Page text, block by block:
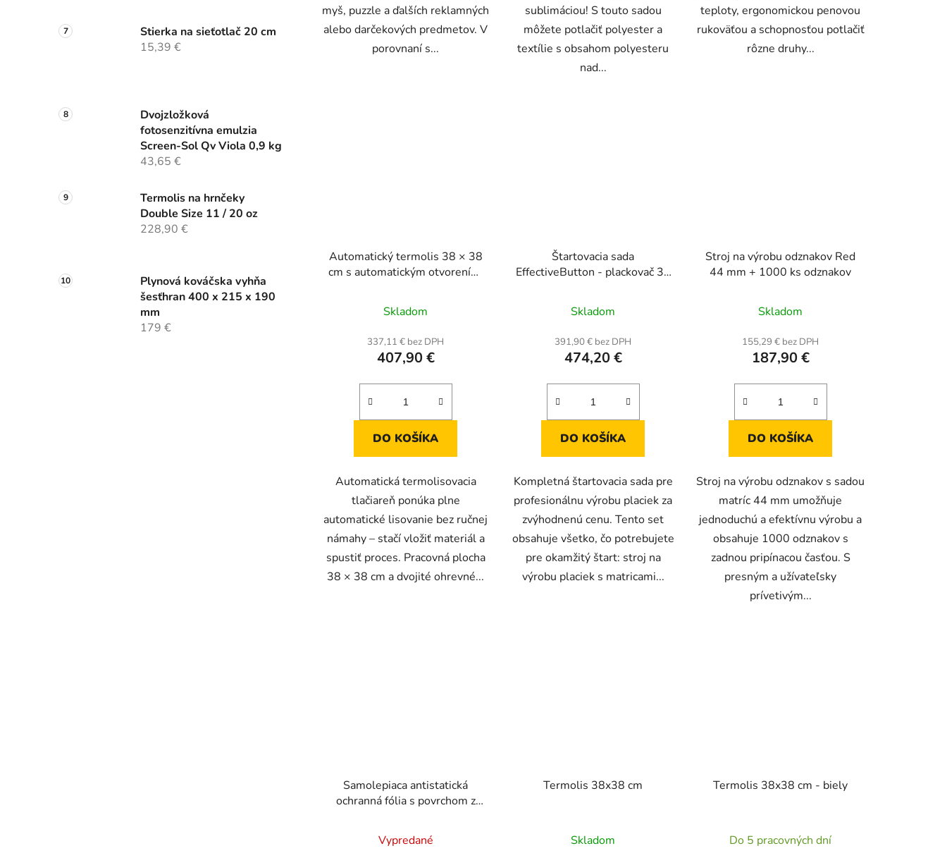
Stierka na sieťotlač 20 cm
15,39 €
Dvojzložková
fotosenzitívna emulzia
Screen-Sol Qv Viola 0,9 kg
43,65 €
Termolis na hrnčeky
Double Size 11 / 20 oz
228,90 €
Plynová kováčska vyhňa
šesťhran 400 x 215 x 190
mm
179 €
myš, puzzle a ďalších reklamných
alebo darčekových predmetov. V
porovnaní s...
sublimáciou! S touto sadou
môžete potlačiť polyester a
textílie s obsahom polyesteru
nad...
teploty, ergonomickou penovou
rukoväťou a schopnosťou potlačiť
rôzne druhy...
Automatický termolis 38 × 38
cm s automatickým otvorením,
digitálnym displejom, biely
Skladom
337,11 € bez DPH
407,90 €
DO KOŠÍKA
Automatická termolisovacia
tlačiareň ponúka plne
automatické lisovanie bez ručnej
námahy – stačí vložiť materiál a
spustiť proces. Pracovná plocha
38 × 38 cm a dvojité ohrevné...
Štartovacia sada
EffectiveButton - plackovač 32
vyrezávače grafiky
Skladom
391,90 € bez DPH
474,20 €
DO KOŠÍKA
Kompletná štartovacia sada pre
profesionálnu výrobu placiek za
zvýhodnenú cenu. Tento set
obsahuje všetko, čo potrebujete
pre okamžitý štart: stroj na
výrobu placiek s matricami...
Stroj na výrobu odznakov Red
44 mm + 1000 ks odznakov
Skladom
155,29 € bez DPH
187,90 €
DO KOŠÍKA
Stroj na výrobu odznakov s sadou
matríc 44 mm umožňuje
jednoduchú a efektívnu výrobu a
obsahuje 1000 odznakov s
zadnou pripínacou časťou. S
presným a užívateľsky
prívetivým...
Samolepiaca antistatická
ochranná fólia s povrchom z
Vypredané
Termolis 38x38 cm
hodnotenie
Skladom
Termolis 38x38 cm - biely
hodnotenie
Do 5 pracovných dní